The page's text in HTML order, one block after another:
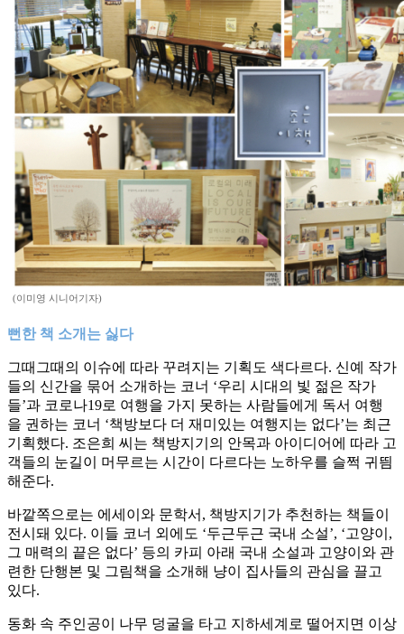
(이미영 시니어기자)
뻔한 책 소개는 싫다
그때그때의 이슈에 따라 꾸려지는 기획도 색다르다. 신예 작가
들의 신간을 묶어 소개하는 코너 ‘우리 시대의 빛 젊은 작가
들’과 코로나19로 여행을 가지 못하는 사람들에게 독서 여행
을 권하는 코너 ‘책방보다 더 재미있는 여행지는 없다’는 최근
기획했다. 조은희 씨는 책방지기의 안목과 아이디어에 따라 고
객들의 눈길이 머무르는 시간이 다르다는 노하우를 슬쩍 귀띔
해준다.
바깥쪽으로는 에세이와 문학서, 책방지기가 추천하는 책들이
전시돼 있다. 이들 코너 외에도 ‘두근두근 국내 소설’, ‘고양이,
그 매력의 끝은 없다’ 등의 카피 아래 국내 소설과 고양이와 관
련한 단행본 및 그림책을 소개해 냥이 집사들의 관심을 끌고
있다.
동화 속 주인공이 나무 덩굴을 타고 지하세계로 떨어지면 이상